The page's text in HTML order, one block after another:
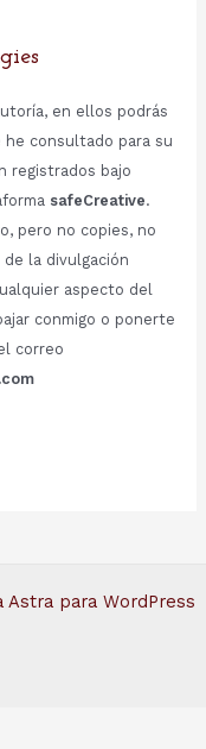
en ellos podrás
consultado para su
registrados bajo
safeCreative.
pero no copies, no
la divulgación
aspecto del
conmigo o ponerte
correo
Astra para WordPress